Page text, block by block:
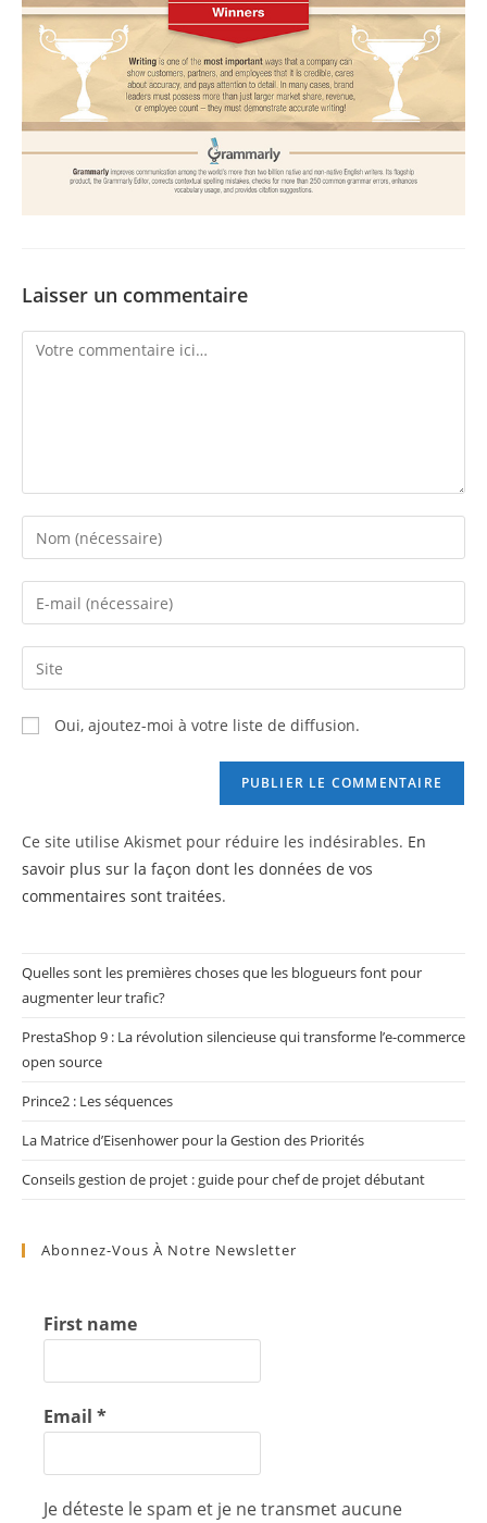
Laisser un commentaire
Comment
Enter
your
name
comment
Enter
your
email
address
comment
Saisir
l’URL
de
votre
Oui, ajoutez-moi à votre liste de diffusion.
Ce site utilise Akismet pour réduire les indésirables. En
savoir plus sur la façon dont les données de vos
commentaires sont traitées.
Quelles sont les premières choses que les blogueurs font pour
augmenter leur trafic?
PrestaShop 9 : La révolution silencieuse qui transforme l’e-commerce
open source
Prince2 : Les séquences
La Matrice d’Eisenhower pour la Gestion des Priorités
Conseils gestion de projet : guide pour chef de projet débutant
Abonnez-Vous À Notre Newsletter
First name
Email *
Je déteste le spam et je ne transmet aucune